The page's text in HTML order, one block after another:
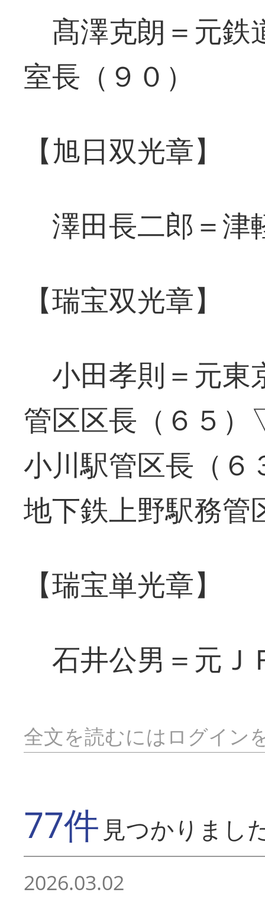
髙澤克朗＝元鉄
室長（９０）
【旭日双光章】
澤田長二郎＝津
【瑞宝双光章】
小田孝則＝元東
管区区長（６５
小川駅管区長（
地下鉄上野駅務管
【瑞宝単光章】
石井公男＝元Ｊ
全文を読むにはログイン
77件 見つかりまし
2026.03.02